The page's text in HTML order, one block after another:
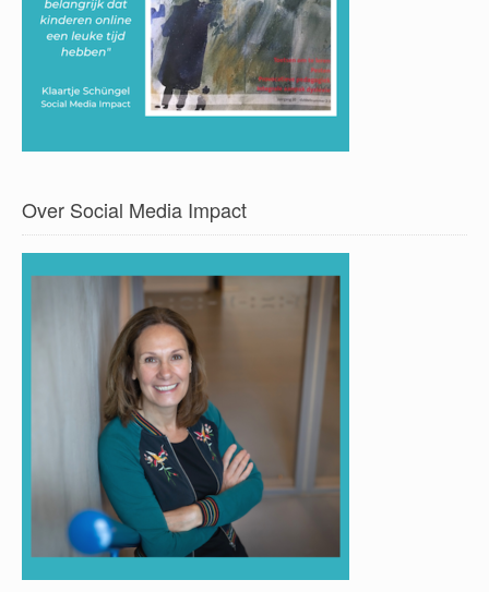
Over Social Media Impact